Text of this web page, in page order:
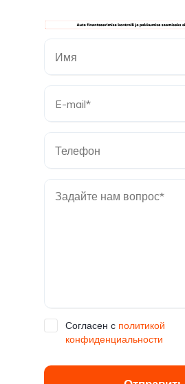
Согласен с политикой
конфиденциальности